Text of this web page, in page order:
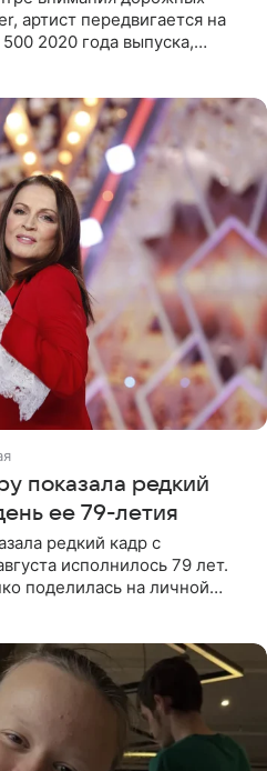
артист передвигается на
2020 года выпуска,
показала редкий
ее 79-летия
редкий кадр с
исполнилось 79 лет.
поделилась на личной